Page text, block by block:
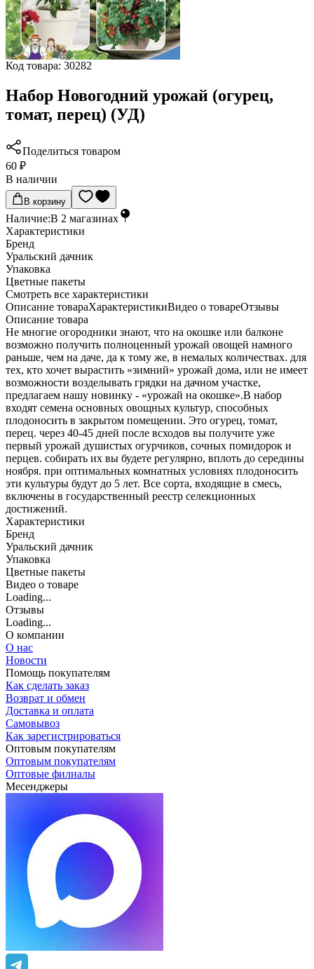
Код товара: 30282
Набор Новогодний урожай (огурец,
томат, перец) (УД)
Поделиться товаром
60 ₽
В наличии
В корзину
Наличие:В 2 магазинах
Характеристики
Бренд
Уральский дачник
Упаковка
Цветные пакеты
Cмотреть все характеристики
Описание товараХарактеристикиВидео о товареОтзывы
Описание товара
Не многие огородники знают, что на окошке или балконе
возможно получить полноценный урожай овощей намного
раньше, чем на даче, да к тому же, в немалых количествах. для
тех, кто хочет вырастить «зимний» урожай дома, или не имеет
возможности возделывать грядки на дачном участке,
предлагаем нашу новинку - «урожай на окошке».В набор
входят семена основных овощных культур, способных
плодоносить в закрытом помещении. Это огурец, томат,
перец. через 40-45 дней после всходов вы получите уже
первый урожай душистых огурчиков, сочных помидорок и
перцев. собирать их вы будете регулярно, вплоть до середины
ноября. при оптимальных комнатных условиях плодоносить
эти культуры будут до 5 лет. Все сорта, входящие в смесь,
включены в государственный реестр селекционных
достижений.
Характеристики
Бренд
Уральский дачник
Упаковка
Цветные пакеты
Видео о товаре
Loading...
Отзывы
Loading...
О компании
О нас
Новости
Помощь покупателям
Как сделать заказ
Возврат и обмен
Доставка и оплата
Самовывоз
Как зарегистрироваться
Оптовым покупателям
Оптовым покупателям
Оптовые филиалы
Месенджеры